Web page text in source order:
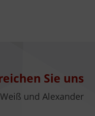
Sie uns
und Alexander